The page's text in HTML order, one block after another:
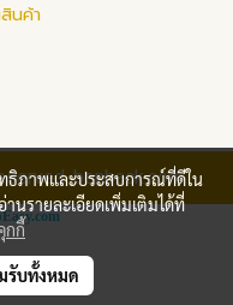
นค้า
bonback.com
ธิภาพและประสบการณ์ที่ดีใน
นรายละเอียดเพิ่มเติมได้ที่
กกี้
รับทั้งหมด